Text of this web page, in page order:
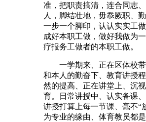
准，把职责搞清，连合同志
人，脚结壮地，毋忝厥职、勤
一步一个脚印，认认实实工
成好本职工做，做好我做为
疗报务工做者的本职工做。
一学期来、正在区体校带
和本人的勤奋下、教育讲授
然的提高、正在讲堂上、沉
育。日常讲授中、认实备课
讲授打算上每一节课、毫不“
为专业的缘由、体育教员都